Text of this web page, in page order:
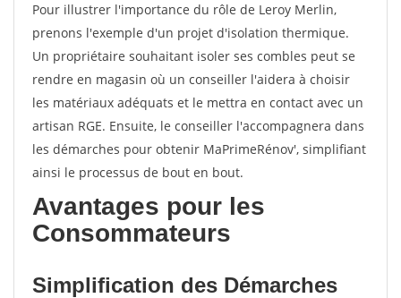
Pour illustrer l'importance du rôle de Leroy Merlin,
prenons l'exemple d'un projet d'isolation thermique.
Un propriétaire souhaitant isoler ses combles peut se
rendre en magasin où un conseiller l'aidera à choisir
les matériaux adéquats et le mettra en contact avec un
artisan RGE. Ensuite, le conseiller l'accompagnera dans
les démarches pour obtenir MaPrimeRénov', simplifiant
ainsi le processus de bout en bout.
Avantages pour les
Consommateurs
Simplification des Démarches